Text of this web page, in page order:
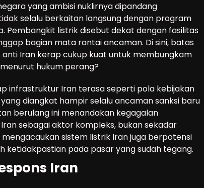
yang ambisi nuklirnya dipandang
selalu berkaitan langsung dengan program
Pembangkit listrik disebut dekat dengan fasilitas
bagian mata rantai ancaman. Di sini, batas
Iran kerap cukup kuat untuk membungkam
hukum perang?
infrastruktur Iran terasa seperti pola kebijakan
diangkat hampir selalu ancaman sanksi baru
berulang ini menandakan kegagalan
sebagai aktor kompleks, bukan sekadar
sistem listrik Iran juga berpotensi
ketidakpastian pada pasar yang sudah tegang.
Iran